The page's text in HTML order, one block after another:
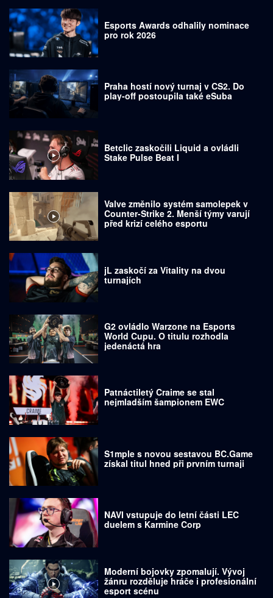
Esports Awards odhalily nominace
pro rok 2026
Praha hostí nový turnaj v CS2. Do
play-off postoupila také eSuba
Betclic zaskočili Liquid a ovládli
Stake Pulse Beat I
Valve změnilo systém samolepek v
Counter-Strike 2. Menší týmy varují
před krizí celého esportu
jL zaskočí za Vitality na dvou
turnajích
G2 ovládlo Warzone na Esports
World Cupu. O titulu rozhodla
jedenáctá hra
Patnáctiletý Craime se stal
nejmladším šampionem EWC
S1mple s novou sestavou BC.Game
získal titul hned při prvním turnaji
NAVI vstupuje do letní části LEC
duelem s Karmine Corp
Moderní bojovky zpomalují. Vývoj
žánru rozděluje hráče i profesionální
esport scénu